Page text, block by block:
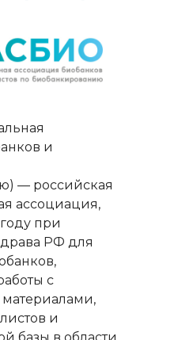
и
— российская
ассоциация,
при
РФ для
с
и